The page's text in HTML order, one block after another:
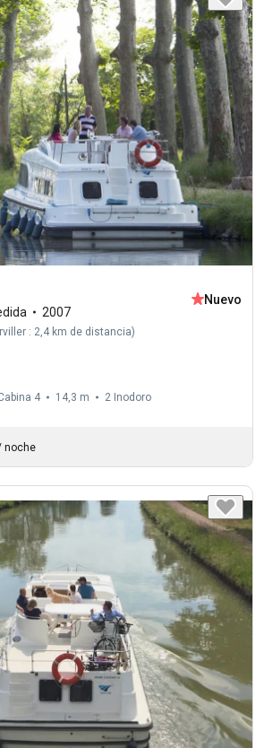
2007
: 2,4 km de distancia)
Nuevo
4 14,3 m 2 Inodoro
noche